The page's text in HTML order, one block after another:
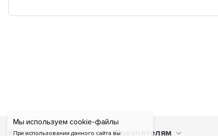
Мы используем cookie-файлы
При использовании данного сайта вы
Каталог Покупателям